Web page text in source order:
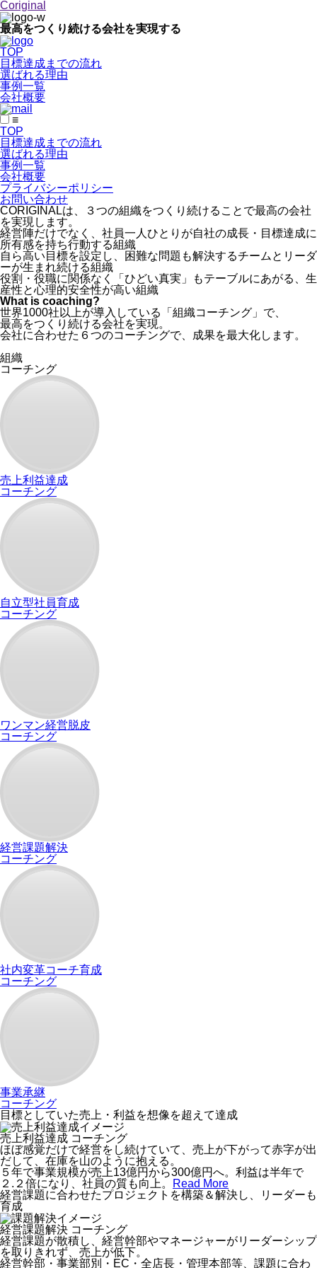
Coriginal
最高をつくり続ける会社を実現する
TOP
目標達成までの流れ
選ばれる理由
事例一覧
会社概要
≡
TOP
目標達成までの流れ
選ばれる理由
事例一覧
会社概要
プライバシーポリシー
お問い合わせ
CORIGINALは、
３つの組織をつくり続けることで最高の会社
を実現します。
経営陣だけでなく、 社員一人ひとりが自社の成長・ 目標達成に
所有感を持ち行動する組織
自ら高い目標を設定し、
困難な問題も解決するチームとリーダ
ーが生まれ続ける組織
役割・役職に関係なく
「ひどい真実」もテーブルにあがる、 生
産性と心理的安全性が高い組織
What is coaching?
世界1000社以上が導入している
「組織コーチング」で、
最高をつくり続ける会社を実現。
会社に合わせた６つのコーチングで、
成果を最大化します。
組織
コーチング
売上利益達成
コーチング
自立型社員育成
コーチング
ワンマン経営脱皮
コーチング
経営課題解決
コーチング
社内変革コーチ育成
コーチング
事業承継
コーチング
目標としていた売上・利益を想像を超えて達成
売上利益達成 コーチング
ほぼ感覚だけで経営をし続けていて、売上が下がって赤字が出
だして、在庫を山のように抱える。
５年で事業規模が売上13億円から300億円へ。利益は半年で
２.２倍になり、社員の質も向上。
Read More
経営課題に合わせたプロジェクトを構築＆解決し、リーダーも
育成
経営課題解決 コーチング
経営課題が散積し、経営幹部やマネージャーがリーダーシップ
を取りきれず、売上が低下。
経営幹部・事業部別・EC・全店長・管理本部等、課題に合わ